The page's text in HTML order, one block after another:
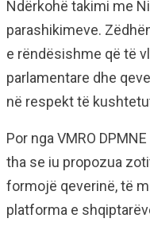
Ndërkohë takimi me
parashikimeve.
e rëndësishme që të
parlamentare dhe
në respekt të
Por nga VMRO
tha se iu propozua
formojë qeverinë, të
platforma e